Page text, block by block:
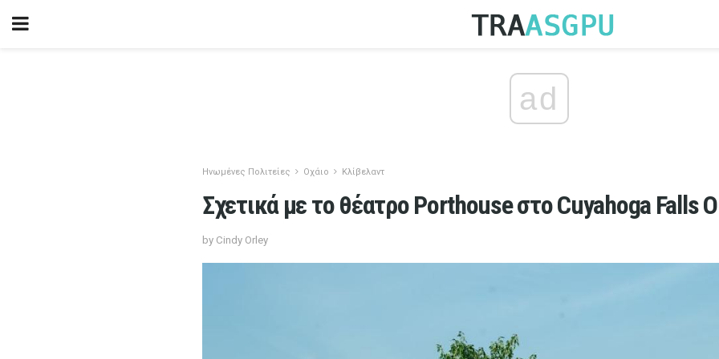
ad
Ηνωμένες Πολιτείες Οχάιο Κλίβελαντ
Σχετικά με το θέατρο Porthouse στο Cuyahoga Falls
by Cindy Orley